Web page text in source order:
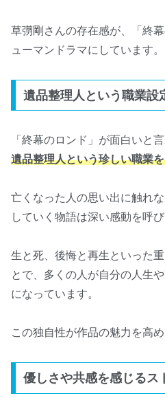
草彅剛さんの存在感が、「終
ューマンドラマにしています。
遺品整理人という職業設
「終幕のロンド」が面白いと
遺品整理人という珍しい職業
亡くなった人の思い出に触れ
していく物語は深い感動を呼び
生と死、後悔と再生といった
とで、多くの人が自分の人生
になっています。
この独自性が作品の魅力を高め
優しさや共感を感じるス